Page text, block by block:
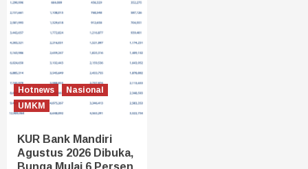
Hotnews
Nasional
UMKM
KUR Bank Mandiri
Agustus 2026 Dibuka,